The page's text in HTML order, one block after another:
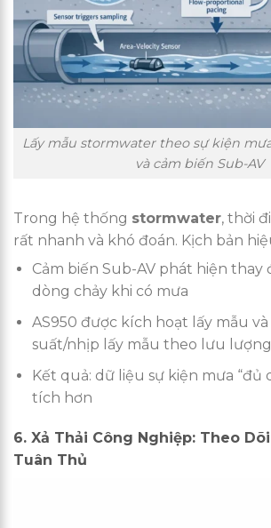
Lấy mẫu stormwater theo sự kiện
và cảm biến Sub-AV
Trong hệ thống stormwater, thời
rất nhanh và khó đoán. Kịch bản
Cảm biến Sub-AV phát hiện thay
dòng chảy khi có mưa
AS950 được kích hoạt lấy mẫu
suất/nhịp lấy mẫu theo lưu lượng
Kết quả: dữ liệu sự kiện mưa “đủ
tích hơn
6. Xả Thải Công Nghiệp: Theo
Tuân Thủ